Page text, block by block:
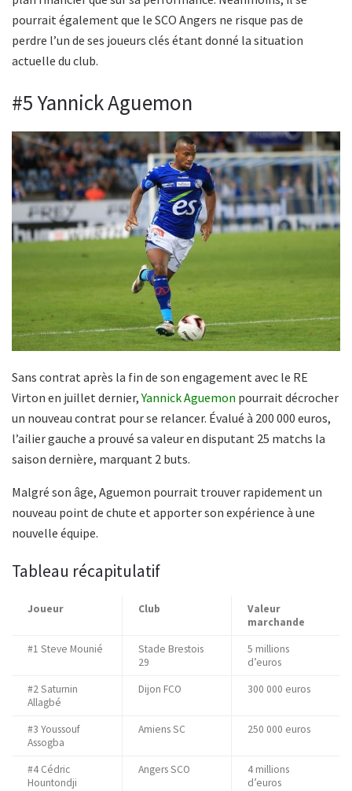
pourrait également que le SCO Angers ne risque pas de
perdre l’un de ses joueurs clés étant donné la situation
actuelle du club.
#5 Yannick Aguemon
Sans contrat après la fin de son engagement avec le RE
Virton en juillet dernier,Yannick Aguemon pourrait décrocher
un nouveau contrat pour se relancer. Évalué à 200 000 euros,
l’ailier gauche a prouvé sa valeur en disputant 25 matchs la
saison dernière, marquant 2 buts.
Malgré son âge, Aguemon pourrait trouver rapidement un
nouveau point de chute et apporter son expérience à une
nouvelle équipe.
Tableau récapitulatif
Joueur Club
Valeur
marchande
#1 Steve Mounié
Stade Brestois
29
5 millions
d’euros
#2 Saturnin
Allagbé
Dijon FCO 300 000 euros
#3 Youssouf
Assogba
Amiens SC 250 000 euros
#4 Cédric
Hountondji
Angers SCO
4 millions
d’euros